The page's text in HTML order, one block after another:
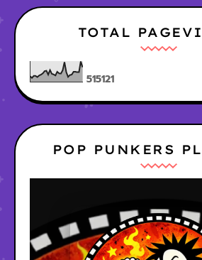
TOTAL
515121
POP PUNKERS